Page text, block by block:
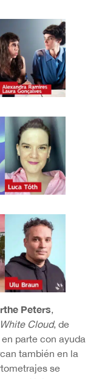
Peters,
White Cloud, de
parte con ayuda
también en la
se